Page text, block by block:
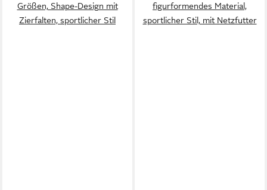
Größen, Shape-Design mit
Zierfalten, sportlicher Stil
figurformendes Material,
sportlicher Stil, mit Netzfutter